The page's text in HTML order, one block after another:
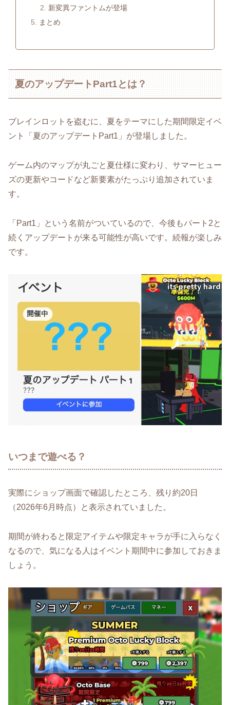
新変異ファントムが登場
まとめ
夏のアップデートPart1とは？
ブレインロットを盗むに、夏をテーマにした期間限定イベ
ント「夏のアップデートPart1」が登場しました。
ゲーム内のマップが丸ごと夏仕様に変わり、サマーヒュー
ズの更新やコードなど新要素がたっぷり追加されていま
す。
「Part1」という名前がついているので、今後もパート2と
続くアップデートが来る可能性が高いです。続報が楽しみ
です。
いつまで遊べる？
実際にショップ画面で確認したところ、残り約20日
（2026年6月時点）と表示されていました。
期間が終わると限定アイテムや限定キャラが手に入らなく
なるので、気になる人はイベント期間中に参加しておきま
しょう。